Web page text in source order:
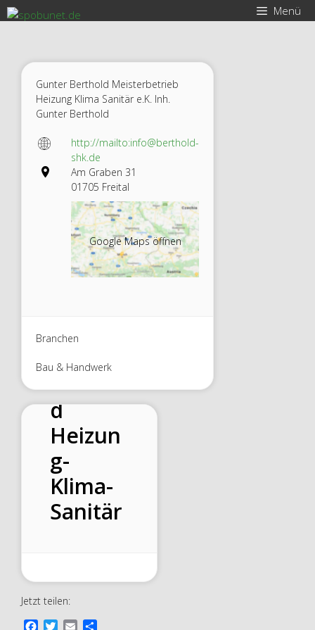
Zum
Inhalt
Menü
Gunter Berthold Meisterbetrieb
Heizung Klima Sanitär e.K. Inh.
Gunter Berthold
http://mailto:info@berthold-
shk.de
Am Graben 31
01705 Freital
Google Maps öffnen
Branchen
Bau & Handwerk
Firma
Gunter
Berthol
d
Heizun
g-
Klima-
Sanitär
Jetzt teilen: